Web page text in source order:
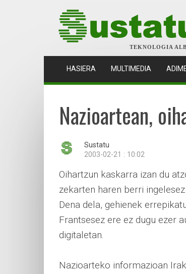
TEKNOLOGIA
HASIERA (CURRENT)
MULTIMEDIA
Nazioartean,
Sustatu
2003-02-21 : 10:02
Oihartzun kaskarra izan du
zekarten haren berri
Dena dela, gehienek
Frantsesez ere ez dugu ezer
digitaletan.
Nazioarteko informazioan